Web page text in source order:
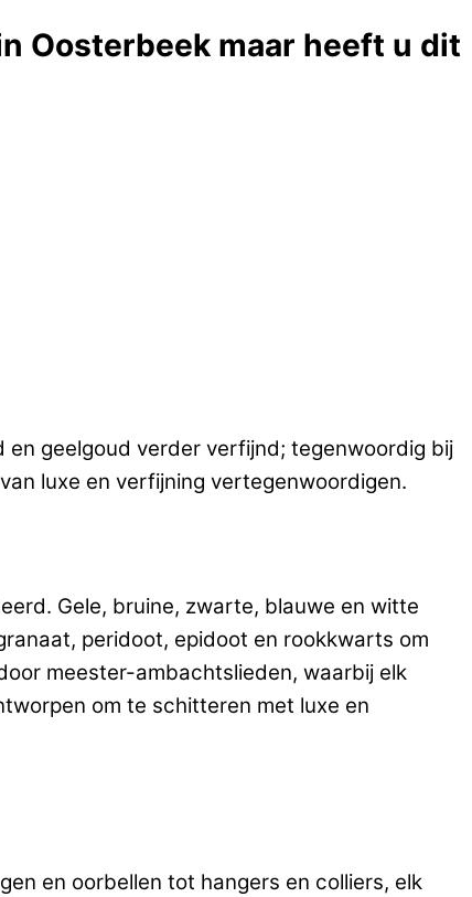
Oosterbeek maar heeft u dit
en geelgoud verder verfijnd; tegenwoordig bij
luxe en verfijning vertegenwoordigen.
Gele, bruine, zwarte, blauwe en witte
peridoot, epidoot en rookkwarts om
meester-ambachtslieden, waarbij elk
om te schitteren met luxe en
en oorbellen tot hangers en colliers, elk